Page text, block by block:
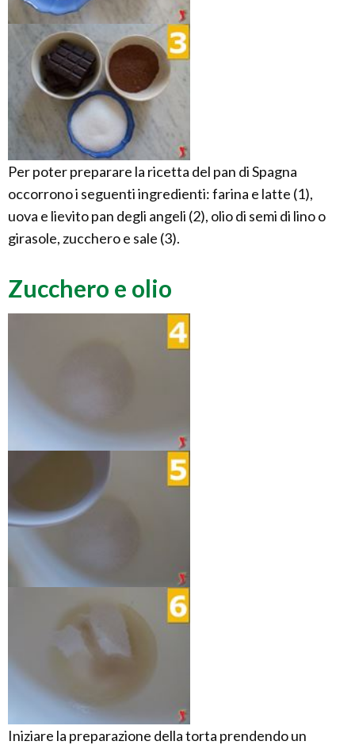
Per poter preparare la ricetta del pan di Spagna
occorrono i seguenti ingredienti: farina e latte (1),
uova e lievito pan degli angeli (2), olio di semi di lino o
girasole, zucchero e sale (3).
Zucchero e olio
Iniziare la preparazione della torta prendendo un